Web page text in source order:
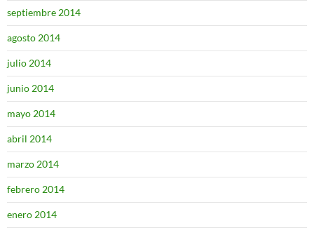
septiembre 2014
agosto 2014
julio 2014
junio 2014
mayo 2014
abril 2014
marzo 2014
febrero 2014
enero 2014